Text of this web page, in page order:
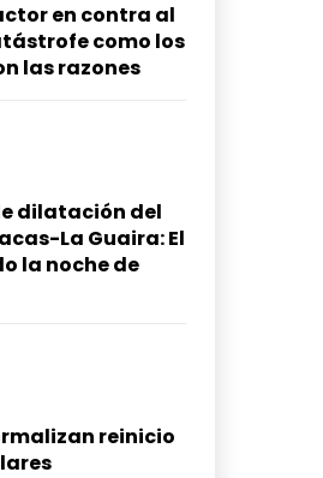
en contra al
como los
las razones
dilatación del
La Guaira: El
la noche de
reinicio